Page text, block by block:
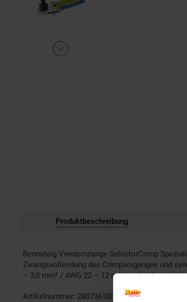
Produktbeschreibung
Rennsteig Vierdornzange SelectorCrimp
Zwangsvollendung des Crimpvorganges und
– 3,0 mm² / AWG 22 – 12 maximaler
Artikelnummer: 2807361000